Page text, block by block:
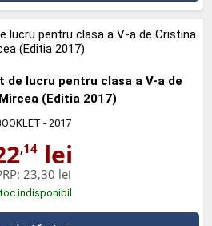
de lucru pentru clasa a V-a de
(Editia 2017)
- 2017
,14 lei
23,30 lei
indisponibil